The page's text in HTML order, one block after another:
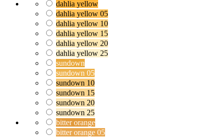
dahlia yellow
dahlia yellow 05
dahlia yellow 10
dahlia yellow 15
dahlia yellow 20
dahlia yellow 25
sundown
sundown 05
sundown 10
sundown 15
sundown 20
sundown 25
bitter orange
bitter orange 05